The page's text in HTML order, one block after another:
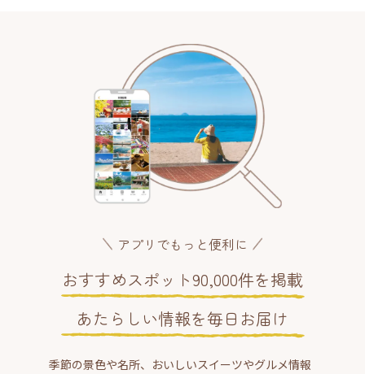
アプリでもっと便利に
おすすめスポット90,000件を掲載
あたらしい情報を毎日お届け
季節の景色や名所、おいしいスイーツやグルメ情報